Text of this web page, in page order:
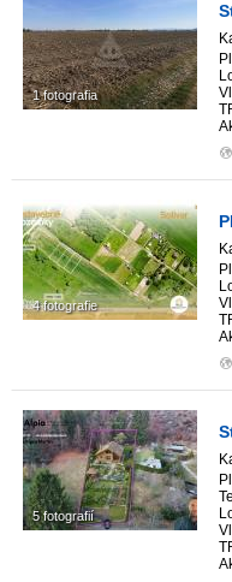
1 fotografia
4 fotografie
5 fotografií